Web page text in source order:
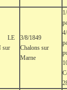
LE
sur
3/8/1849
Chalons sur
Marne